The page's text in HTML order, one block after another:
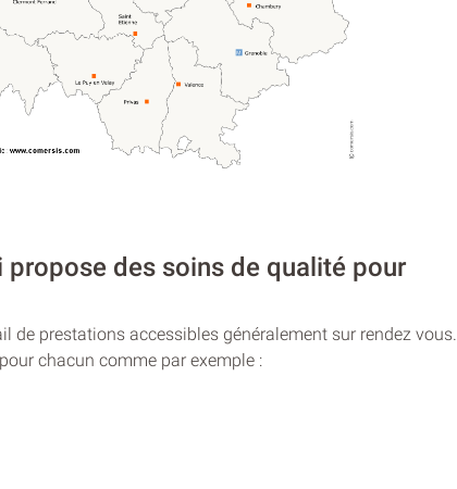
des soins de qualité pour
de prestations accessibles généralement sur rendez vous.
chacun comme par exemple :